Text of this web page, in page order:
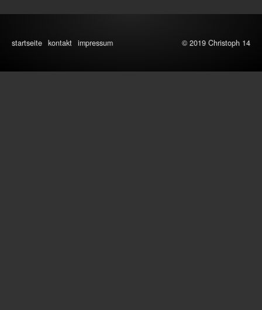
startseite kontakt impressum © 2019 Christoph 14